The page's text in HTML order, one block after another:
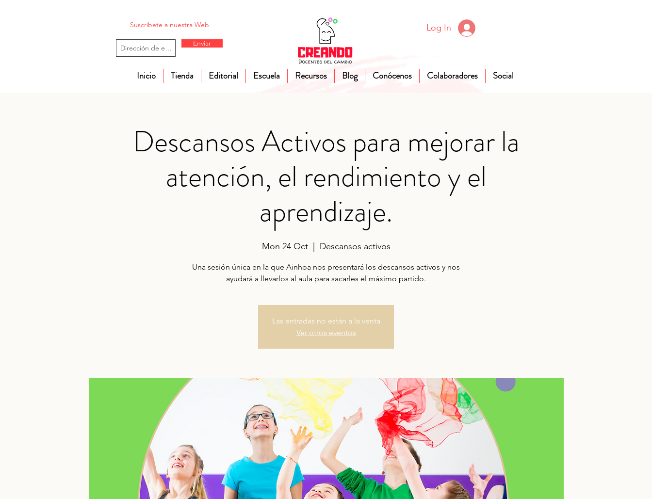
Suscríbete a nuestra Web
Enviar
Log In
Inicio Tienda Editorial Escuela Recursos Blog Conócenos Colaboradores Social
Descansos Activos para mejorar la
atención, el rendimiento y el
aprendizaje.
Mon 24 Oct
  |
Descansos activos
Una sesión única en la que Ainhoa nos presentará los descansos activos y nos
ayudará a llevarlos al aula para sacarles el máximo partido.
Las entradas no están a la venta
Ver otros eventos